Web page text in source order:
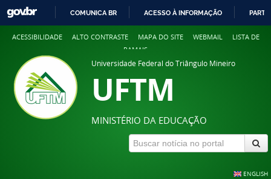
COMUNICA BR ACESSO À INFORMAÇÃO
ACESSIBILIDADE ALTO CONTRASTE MAPA DO SITE WEBMAIL
LISTA DE
RAMAIS
Universidade Federal do Triângulo Mineiro
UFTM
MINISTÉRIO DA EDUCAÇÃO
ENGLISH